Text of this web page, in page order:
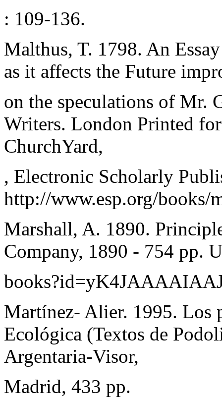
: 109-136.
Malthus, T. 1798. An
as it affects the Future
on the speculations of Mr.
Writers. London Printed
ChurchYard,
, Electronic Scholarly
http://www.esp.org/books/
Marshall, A. 1890.
Company, 1890 - 754 pp.
Martínez- Alier. 1995. Los
Ecológica (Textos de
Argentaria-Visor,
Madrid, 433 pp.